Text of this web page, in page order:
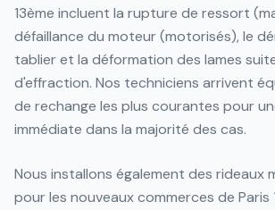
13ème incluent la rupture de ressort
défaillance du moteur (motorisés), le
tablier et la déformation des lames
d'effraction. Nos techniciens arrivent
de rechange les plus courantes pour
immédiate dans la majorité des cas.
Nous installons également des rideaux
pour les nouveaux commerces de Paris